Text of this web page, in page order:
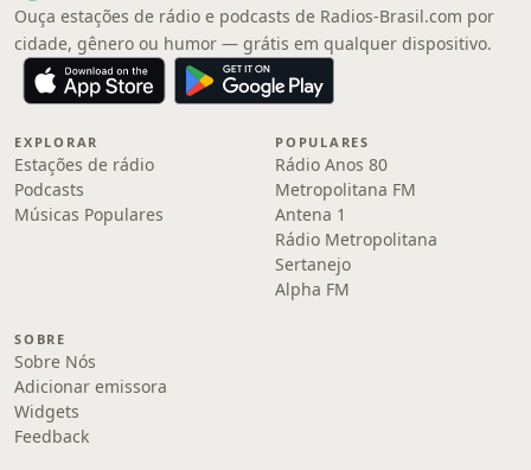
Ouça estações de rádio e podcasts de Radios-Brasil.com por
cidade, gênero ou humor — grátis em qualquer dispositivo.
EXPLORAR
Estações de rádio
Podcasts
Músicas Populares
POPULARES
Rádio Anos 80
Metropolitana FM
Antena 1
Rádio Metropolitana
Sertanejo
Alpha FM
SOBRE
Sobre Nós
Adicionar emissora
Widgets
Feedback